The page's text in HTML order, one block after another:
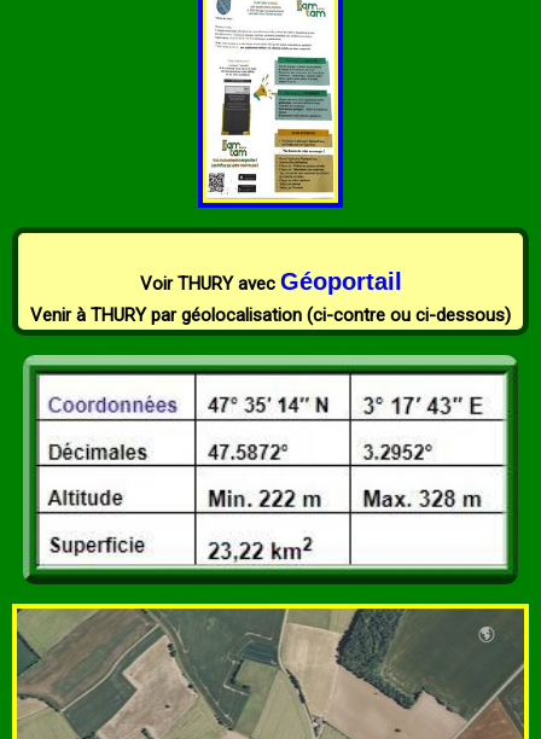
Voir THURYavec Géoportail
Venir à THURY par géolocalisation (ci-contre ou ci-dessous)